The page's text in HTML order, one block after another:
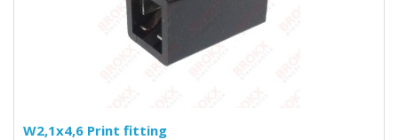
W2,1x4,6 Print fitting